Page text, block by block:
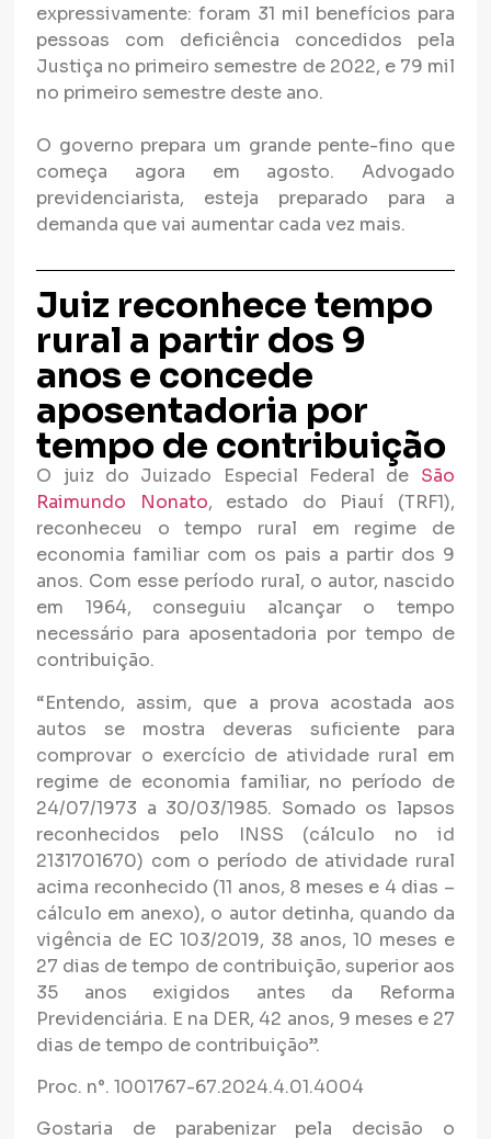
expressivamente: foram 31 mil benefícios para
pessoas com deficiência concedidos pela
Justiça no primeiro semestre de 2022, e 79 mil
no primeiro semestre deste ano.
O governo prepara um grande pente-fino que
começa agora em agosto. Advogado
previdenciarista, esteja preparado para a
demanda que vai aumentar cada vez mais.
Juiz reconhece tempo
rural a partir dos 9
anos e concede
aposentadoria por
tempo de contribuição
O juiz do Juizado Especial Federal de São
Raimundo Nonato, estado do Piauí (TRF1),
reconheceu o tempo rural em regime de
economia familiar com os pais a partir dos 9
anos. Com esse período rural, o autor, nascido
em 1964, conseguiu alcançar o tempo
necessário para aposentadoria por tempo de
contribuição.
“Entendo, assim, que a prova acostada aos
autos se mostra deveras suficiente para
comprovar o exercício de atividade rural em
regime de economia familiar, no período de
24/07/1973 a 30/03/1985. Somado os lapsos
reconhecidos pelo INSS (cálculo no id
2131701670) com o período de atividade rural
acima reconhecido (11 anos, 8 meses e 4 dias –
cálculo em anexo), o autor detinha, quando da
vigência de EC 103/2019, 38 anos, 10 meses e
27 dias de tempo de contribuição, superior aos
35 anos exigidos antes da Reforma
Previdenciária. E na DER, 42 anos, 9 meses e 27
dias de tempo de contribuição”.
Proc. n°. 1001767-67.2024.4.01.4004
Gostaria de parabenizar pela decisão o